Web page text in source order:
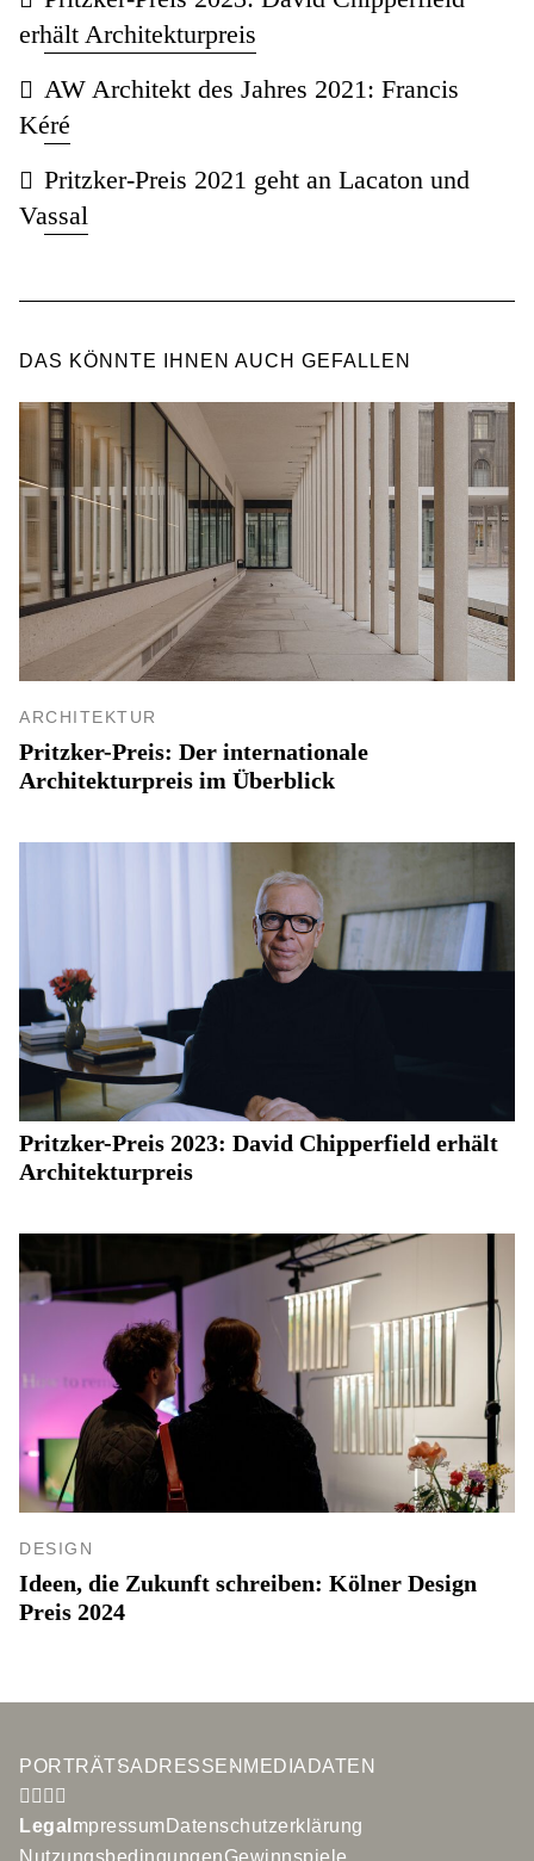
erhält Architekturpreis
AW Architekt des Jahres 2021: Francis
Kéré
Pritzker-Preis 2021 geht an Lacaton und
Vassal
DAS KÖNNTE IHNEN AUCH GEFALLEN
ARCHITEKTUR
Pritzker-Preis: Der internationale
Architekturpreis im Überblick
Pritzker-Preis 2023: David Chipperfield erhält
Architekturpreis
DESIGN
Ideen, die Zukunft schreiben: Kölner Design
Preis 2024
PORTRÄTSADRESSEN MEDIADATEN
Legal:Impressum Datenschutzerklärung
NutzungsbedingungenGewinnspiele